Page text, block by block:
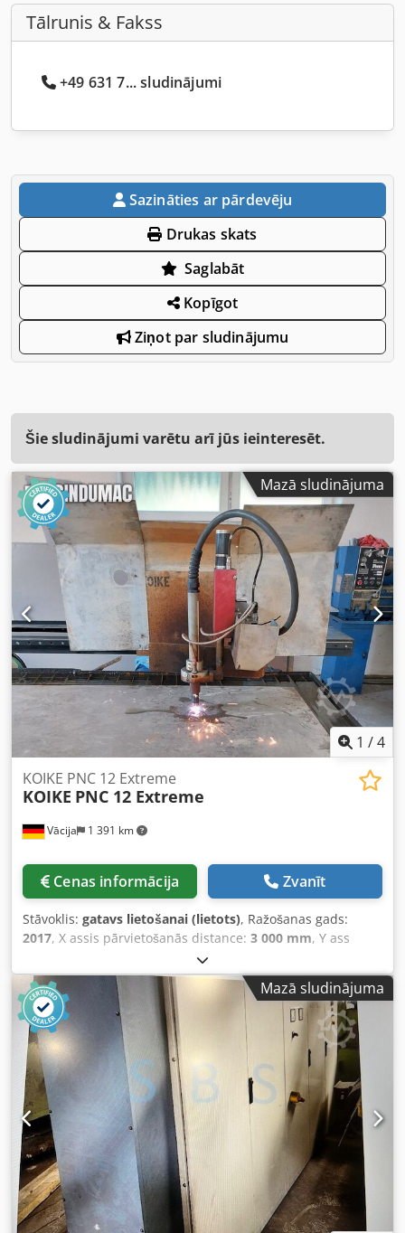
Tālrunis & Fakss
+49 631 7... sludinājumi
Sazināties ar pārdevēju
Drukas skats
Saglabāt
Kopīgot
Ziņot par sludinājumu
Šie sludinājumi varētu arī jūs ieinteresēt.
Mazā sludinājuma
1 /4
Vācija 1 391 km
KOIKE PNC 12 Extreme
KOIKE PNC 12 Extreme
Cenas informācija Zvanīt
Stāvoklis: gatavs lietošanai (lietots), Ražošanas gads:
2017, X assis pārvietošanās distance: 3 000 mm, Y ass
1 500 mm
PNC 12 Extreme plazmas griešanas iekārta ir ražota 2017.
gadā. Tā ir aprīkota ar pilnīgu plazmas griešanas sistēmu,
kurā ietilpst ūdens tvertne un pamatne, kā arī tikai vienu
reizi pārbaudītu degļgriezi, un tajā ir iekļauta
programmatūra izkārtošanai un programmēšanai.
Hypertherm Powermax 1250 barošanas bloks nodrošina
uzticamu darbību. Sazinieties ar mums, lai saņemtu vairāk
informācijas. • Plazmas griešanas sistēma: PNC 12 Extreme
• Komplektā ar ūdens tvertni un pamatni • Vadības
sistēma: KOIKE D420 • Asu pārvietojums: 3000x1500 • Mazs
darba stundu skaits, apmēram 250 ražošanas stundas
Papildu aprīkojums Chodpfxjx S Skfj Alxsa • 1x skābekļa-
degvielas deglis (testēts tikai vienu reizi) • Hypertherm
Powermax 1250 plazmas barošanas bloks • Programmatūra
Mazā sludinājuma